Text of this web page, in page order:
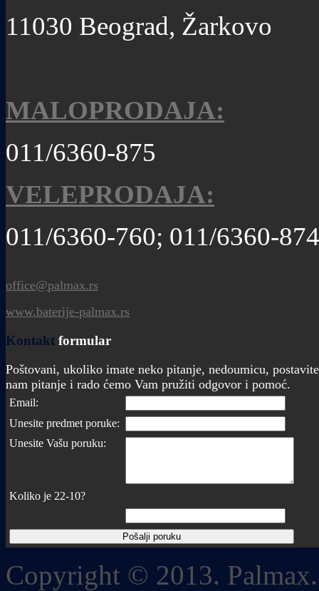
11030 Beograd, Žarkovo
MALOPRODAJA:
011/6360-875
VELEPRODAJA:
011/6360-760; 011/6360-874
office@palmax.rs
www.baterije-palmax.rs
Kontakt formular
Poštovani, ukoliko imate neko pitanje, nedoumicu, postavite
nam pitanje i rado ćemo Vam pružiti odgovor i pomoć.
Email:
Unesite predmet poruke:
Unesite Vašu poruku:
Koliko je 22-10?
Copyright © 2013.